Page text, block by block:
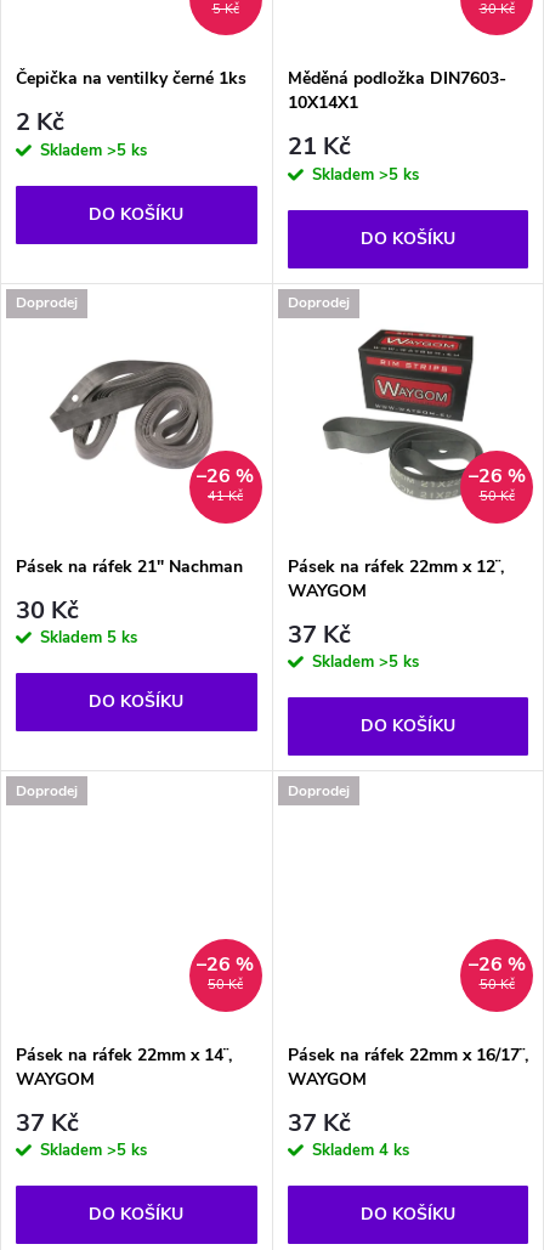
p
r
d
s
p
r
o
d
ů
5 Kč
Čepička na ventilky černé 1ks
2 Kč
Skladem >5 ks
DO KOŠÍKU
30 Kč
Měděná podložka DIN7603-
10X14X1
21 Kč
Skladem >5 ks
DO KOŠÍKU
Doprodej
41 Kč
–26 %
Pásek na ráfek 21" Nachman
30 Kč
Skladem 5 ks
DO KOŠÍKU
Doprodej
50 Kč
–26 %
Pásek na ráfek 22mm x 12¨,
WAYGOM
37 Kč
Skladem >5 ks
DO KOŠÍKU
Doprodej
50 Kč
–26 %
Pásek na ráfek 22mm x 14¨,
WAYGOM
37 Kč
Skladem >5 ks
DO KOŠÍKU
Doprodej
50 Kč
–26 %
Pásek na ráfek 22mm x 16/17¨,
WAYGOM
37 Kč
Skladem 4 ks
DO KOŠÍKU